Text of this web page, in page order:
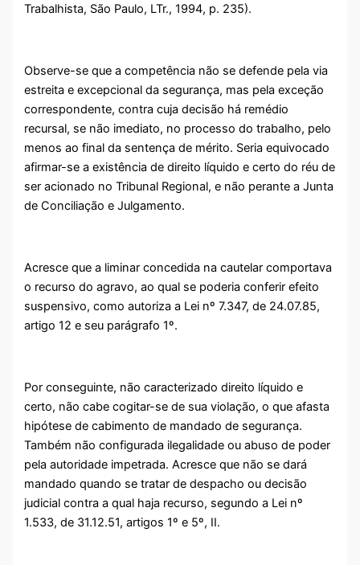
Trabalhista, São Paulo, LTr., 1994, p. 235).
Observe-se que a competência não se defende pela via
estreita e excepcional da segurança, mas pela exceção
correspondente, contra cuja decisão há remédio
recursal, se não imediato, no processo do trabalho, pelo
menos ao final da sentença de mérito. Seria equivocado
afirmar-se a existência de direito líquido e certo do réu de
ser acionado no Tribunal Regional, e não perante a Junta
de Conciliação e Julgamento.
Acresce que a liminar concedida na cautelar comportava
o recurso do agravo, ao qual se poderia conferir efeito
suspensivo, como autoriza a Lei nº 7.347, de 24.07.85,
artigo 12 e seu parágrafo 1º.
Por conseguinte, não caracterizado direito líquido e
certo, não cabe cogitar-se de sua violação, o que afasta
hipótese de cabimento de mandado de segurança.
Também não configurada ilegalidade ou abuso de poder
pela autoridade impetrada. Acresce que não se dará
mandado quando se tratar de despacho ou decisão
judicial contra a qual haja recurso, segundo a Lei nº
1.533, de 31.12.51, artigos 1º e 5º, II.